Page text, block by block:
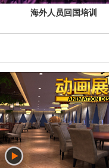
海外人员回国培训